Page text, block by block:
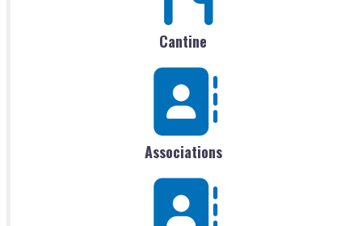
Cantine
Associations